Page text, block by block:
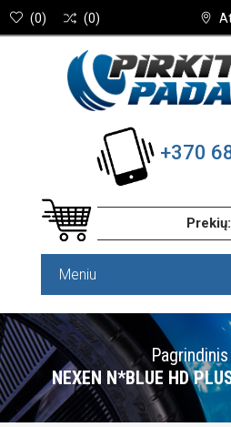
(0) (0)
+370
Prekių:
Meniu
Pagrindinis
NEXEN N*BLUE HD